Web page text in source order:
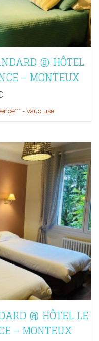
@ HÔTEL
– MONTEUX
- Vaucluse
@ HÔTEL LE
– MONTEUX